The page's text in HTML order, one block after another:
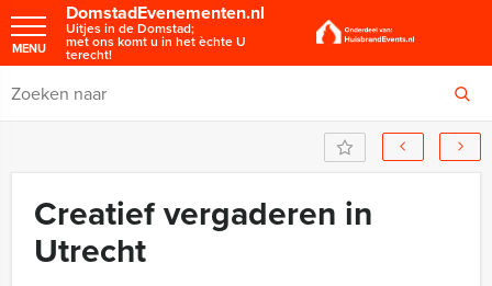
DomstadEvenementen.nl
Uitjes in de Domstad;
met ons komt u in het èchte U
terecht!
MENU
Creatief vergaderen in
Utrecht